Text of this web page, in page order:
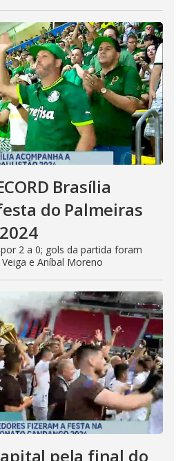
Brasília
do Palmeiras
2 a 0; gols da partida foram
e Aníbal Moreno
pela final do